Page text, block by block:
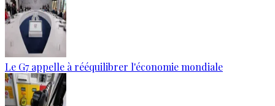
Le G7 appelle à rééquilibrer l'économie mondiale